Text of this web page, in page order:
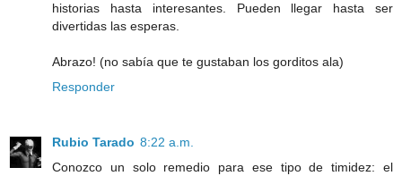
historias hasta interesantes. Pueden llegar hasta ser
divertidas las esperas.
Abrazo! (no sabía que te gustaban los gorditos ala)
Responder
Rubio Tarado 8:22 a.m.
Conozco un solo remedio para ese tipo de timidez: el